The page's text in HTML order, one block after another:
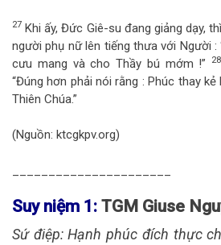
27 Khi ấy, Đức Giê-su đang giảng dạy,
người phụ nữ lên tiếng thưa với Người
cưu mang và cho Thầy bú mớm !”
28
“Đúng hơn phải nói rằng : Phúc thay
Thiên Chúa.”
(Nguồn: ktcgkpv.org)
Suy niệm 1: TGM Giuse
Sứ điệp: Hạnh phúc đích thực